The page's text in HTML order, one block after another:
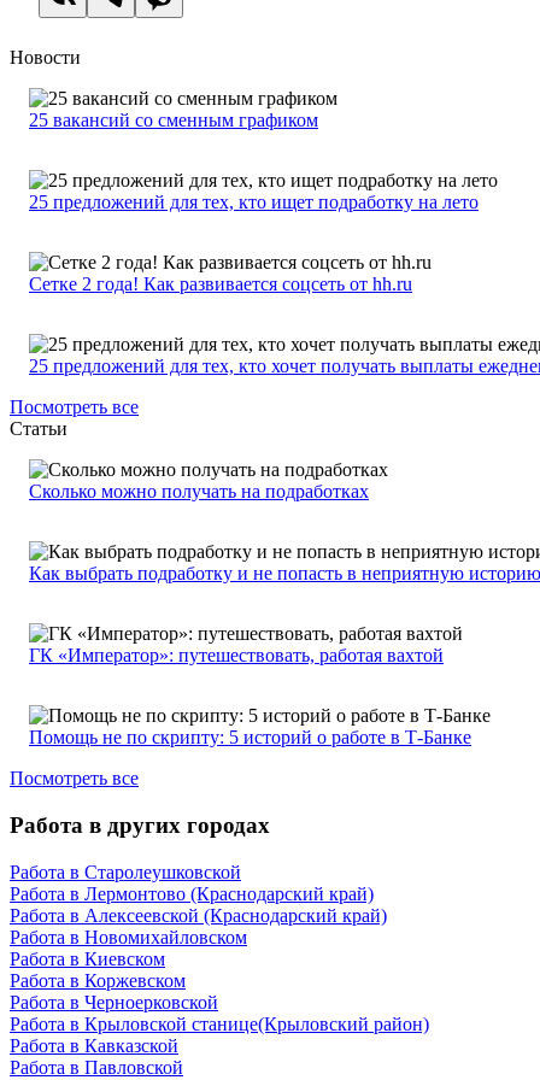
Новости
25 вакансий со сменным графиком
25 предложений для тех, кто ищет подработку на лето
Сетке 2 года! Как развивается соцсеть от hh.ru
25 предложений для тех, кто хочет получать выплаты
Посмотреть все
Статьи
Сколько можно получать на подработках
Как выбрать подработку и не попасть в неприятную историю
ГК «Император»: путешествовать, работая вахтой
Помощь не по скрипту: 5 историй о работе в Т-Банке
Посмотреть все
Работа в других городах
Работа в Старолеушковской
Работа в Лермонтово (Краснодарский край)
Работа в Алексеевской (Краснодарский край)
Работа в Новомихайловском
Работа в Киевском
Работа в Коржевском
Работа в Черноерковской
Работа в Крыловской станице(Крыловский район)
Работа в Кавказской
Работа в Павловской